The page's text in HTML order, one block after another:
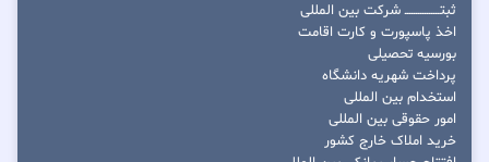
ثبتــــــــــــــــ شرکت بین المللی
اخذ پاسپورت و کارت اقامت
بورسیه تحصیلی
پرداخت شهریه دانشگاه
استخدام بین المللی
امور حقوقی بین المللی
خرید املاک خارج کشور